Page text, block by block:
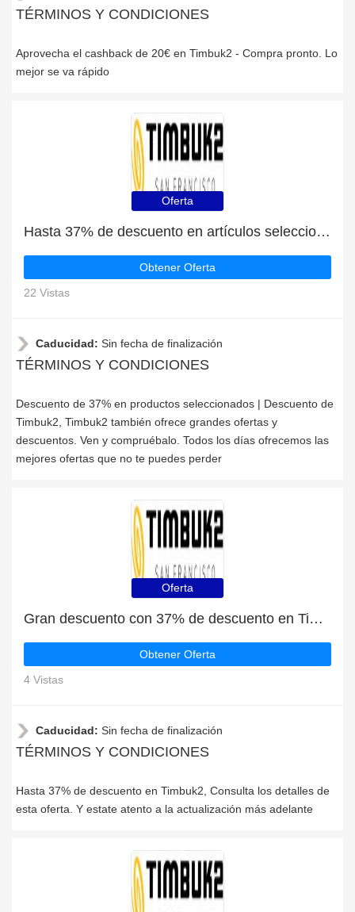
TÉRMINOS Y CONDICIONES
Aprovecha el cashback de 20€ en Timbuk2 - Compra pronto. Lo
mejor se va rápido
Oferta
Hasta 37% de descuento en artículos seleccionados
Obtener Oferta
22 Vistas
Caducidad: Sin fecha de finalización
TÉRMINOS Y CONDICIONES
Descuento de 37% en productos seleccionados | Descuento de
Timbuk2, Timbuk2 también ofrece grandes ofertas y
descuentos. Ven y compruébalo. Todos los días ofrecemos las
mejores ofertas que no te puedes perder
Oferta
Gran descuento con 37% de descuento en Timbuk2
Obtener Oferta
4 Vistas
Caducidad: Sin fecha de finalización
TÉRMINOS Y CONDICIONES
Hasta 37% de descuento en Timbuk2, Consulta los detalles de
esta oferta. Y estate atento a la actualización más adelante